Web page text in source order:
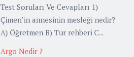
Test Soruları Ve Cevapları 1)
Çimen’in annesinin mesleği nedir?
A) Öğretmen B) Tur rehberi C...
Argo Nedir ?